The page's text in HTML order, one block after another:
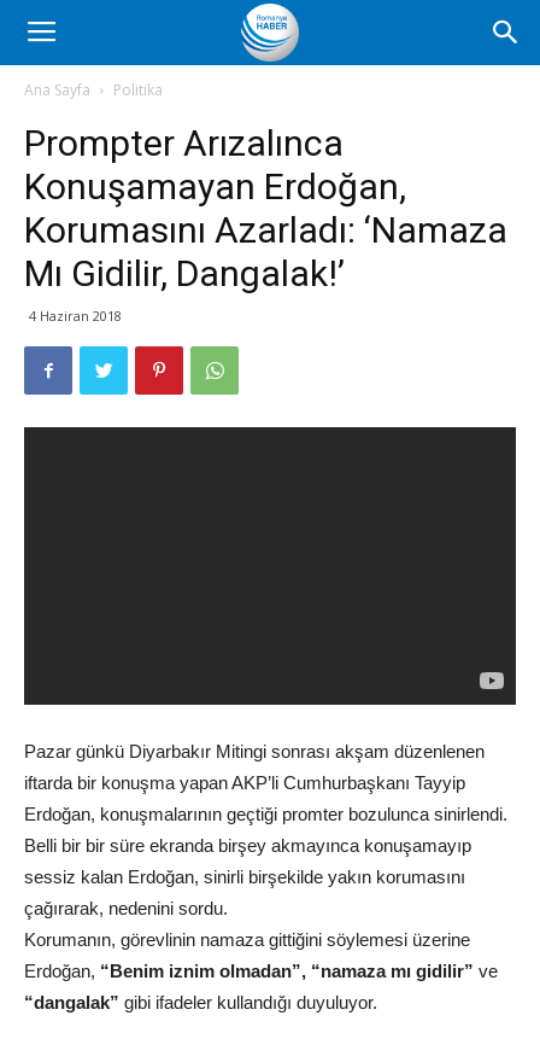
Romanya
Haber
Ana Sayfa Politika
Prompter Arızalınca
Konuşamayan Erdoğan,
Korumasını Azarladı: ‘Namaza
Mı Gidilir, Dangalak!’
4 Haziran 2018
Pazar günkü Diyarbakır Mitingi sonrası akşam düzenlenen
iftarda bir konuşma yapan AKP’li Cumhurbaşkanı Tayyip
Erdoğan, konuşmalarının geçtiği promter bozulunca sinirlendi.
Belli bir bir süre ekranda birşey akmayınca konuşamayıp
sessiz kalan Erdoğan, sinirli birşekilde yakın korumasını
çağırarak, nedenini sordu.
Korumanın, görevlinin namaza gittiğini söylemesi üzerine
Erdoğan, “Benim iznim olmadan”, “namaza mı gidilir” ve
“dangalak” gibi ifadeler kullandığı duyuluyor.